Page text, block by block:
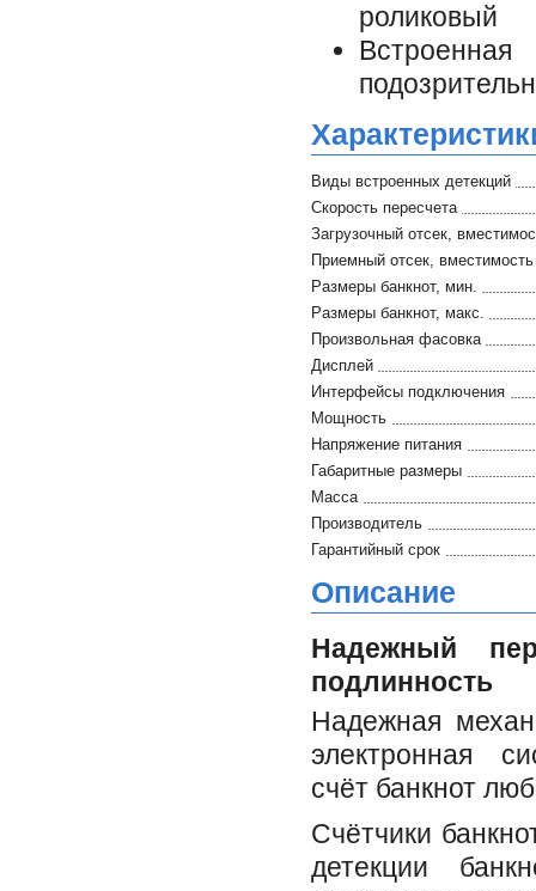
роликовый
Виды встроенных детекций
Скорость пересчета
Загрузочный отсек,
Приемный отсек, вместимость
Размеры банкнот, мин.
Размеры банкнот, макс.
Произвольная фасовка
Дисплей
Интерфейсы подключения
Мощность
Напряжение питания
Габаритные размеры
Масса
Производитель
Гарантийный срок
Описание
Надежный
подлинность
Надежная
электронная
счёт банкнот
Счётчики
детекции